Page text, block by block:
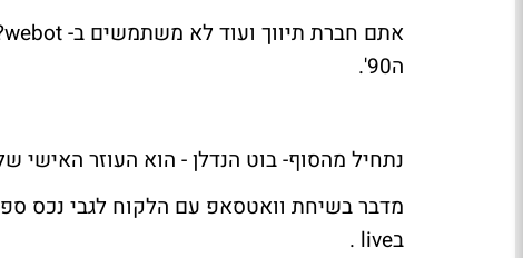
אתם חברת תיווך ועוד לא משתמשים ב-webot
ה90'.
נתחיל מהסוף- בוט הנדלן - הוא העוזר האישי
מדבר בשיחת וואטסאפ עם הלקוח לגבי נכס
בlive
.